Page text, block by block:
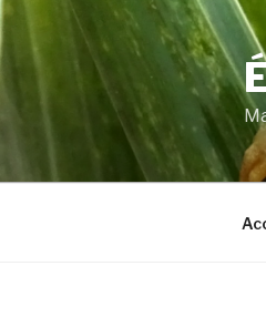
Aller
contenu